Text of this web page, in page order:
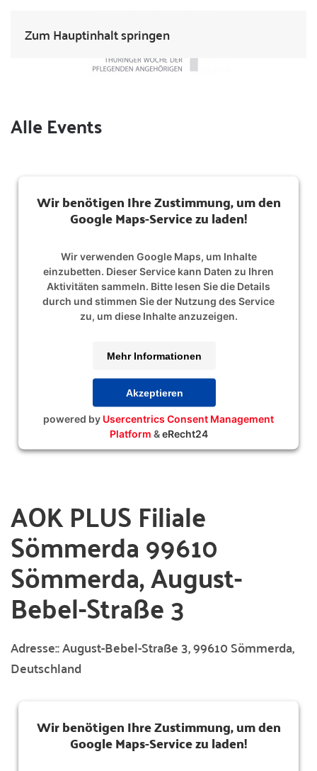
Zum Hauptinhalt springen
Alle Events
Wir benötigen Ihre Zustimmung, um den
Google Maps-Service zu laden!
Wir verwenden Google Maps, um Inhalte
einzubetten. Dieser Service kann Daten zu Ihren
Aktivitäten sammeln. Bitte lesen Sie die Details
durch und stimmen Sie der Nutzung des Service
zu, um diese Inhalte anzuzeigen.
Mehr Informationen
Akzeptieren
powered by Usercentrics Consent Management
Platform &eRecht24
AOK PLUS Filiale
Sömmerda 99610
Sömmerda, August-
Bebel-Straße 3
Adresse::August-Bebel-Straße 3, 99610 Sömmerda,
Deutschland
Wir benötigen Ihre Zustimmung, um den
Google Maps-Service zu laden!